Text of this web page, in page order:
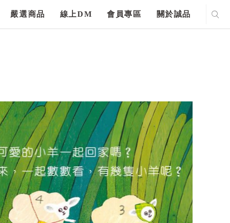
嚴選商品 線上DM 會員專區 關於誠品